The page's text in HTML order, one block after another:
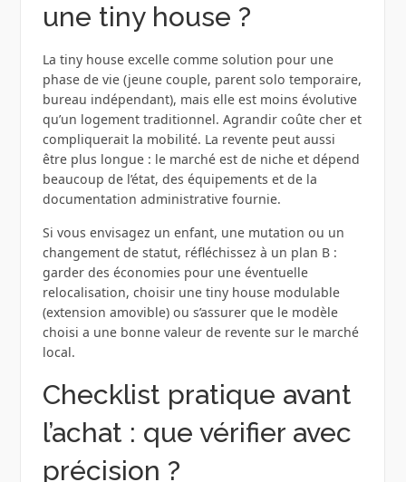
une tiny house ?
La tiny house excelle comme solution pour une
phase de vie (jeune couple, parent solo temporaire,
bureau indépendant), mais elle est moins évolutive
qu’un logement traditionnel. Agrandir coûte cher et
compliquerait la mobilité. La revente peut aussi
être plus longue : le marché est de niche et dépend
beaucoup de l’état, des équipements et de la
documentation administrative fournie.
Si vous envisagez un enfant, une mutation ou un
changement de statut, réfléchissez à un plan B :
garder des économies pour une éventuelle
relocalisation, choisir une tiny house modulable
(extension amovible) ou s’assurer que le modèle
choisi a une bonne valeur de revente sur le marché
local.
Checklist pratique avant
l’achat : que vérifier avec
précision ?